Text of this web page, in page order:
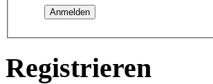
Registrieren